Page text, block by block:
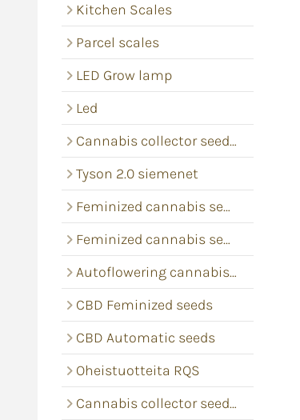
Kitchen Scales
Parcel scales
LED Grow lamp
Led
Cannabis collector seeds RQS
Tyson 2.0 siemenet
Feminized cannabis seeds
Feminized cannabis seeds
Autoflowering cannabis seeds
CBD Feminized seeds
CBD Automatic seeds
Oheistuotteita RQS
Cannabis collector seeds Barney's Farm